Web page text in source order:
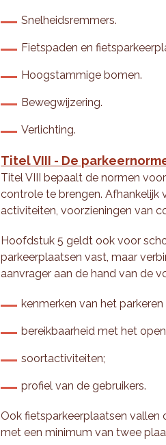
Snelheidsremmers.
Fietspaden en
Hoogstammige bomen.
Bewegwijzering.
Verlichting.
Titel VIII - De
Titel VIII bepaalt de normen
controle te brengen.
activiteiten, voorzieningen van
Hoofdstuk 5 geldt ook voor
parkeerplaatsen vast, maar
aanvrager aan de hand van de
kenmerken van het
bereikbaarheid met het
soortactiviteiten;
profiel van de gebruikers.
Ook fietsparkeerplaatsen vallen
met een minimum van twee